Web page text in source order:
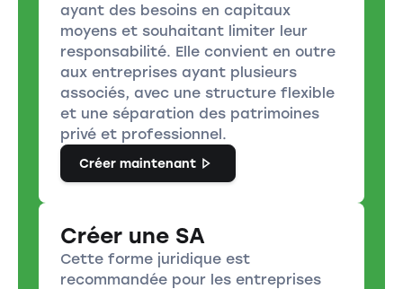
ayant des besoins en capitaux
moyens et souhaitant limiter leur
responsabilité. Elle convient en outre
aux entreprises ayant plusieurs
associés, avec une structure flexible
et une séparation des patrimoines
privé et professionnel.
Créer maintenant
Créer une SA
Cette forme juridique est
recommandée pour les entreprises